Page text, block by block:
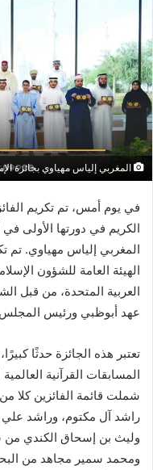
المغربي إلياس مهياوي بجائزة
في يوم أمس، تم تكريم
الكريم في دورتها الأولى
المغربي إلياس مهياوي. تم
الهيئة العامة للشؤون
العربية المتحدة، من قبل
عهد أبوظبي ورئيس المجلس
تعتبر هذه الجائزة حدثًا
شملت قائمة الفائزين كلا
راشد آل مكتوم، وراشد علي
وليث بن إسحاق الكندي من
ومحمد سمير مجاهد من